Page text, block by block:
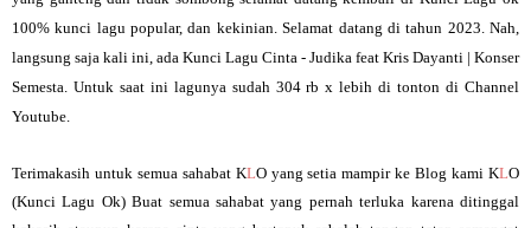
100% kunci lagu popular, dan kekinian. Selamat datang di tahun 2023. Nah,
langsung saja kali ini, ada Kunci Lagu Cinta - Judika feat Kris Dayanti | Konser
Semesta. Untuk saat ini lagunya sudah 304 rb x lebih di tonton di Channel
Youtube.
Terimakasih untuk semua sahabat KLO yang setia mampir ke Blog kami KLO
(Kunci Lagu Ok) Buat semua sahabat yang pernah terluka karena ditinggal